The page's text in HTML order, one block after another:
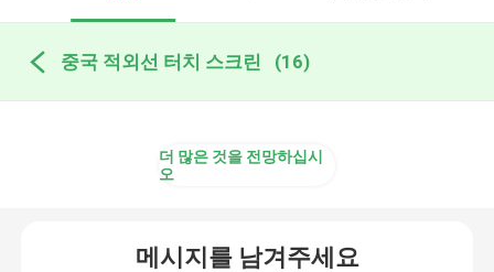
중국 적외선 터치 스크린 (16)
더 많은 것을 전망하십시
오
메시지를 남겨주세요